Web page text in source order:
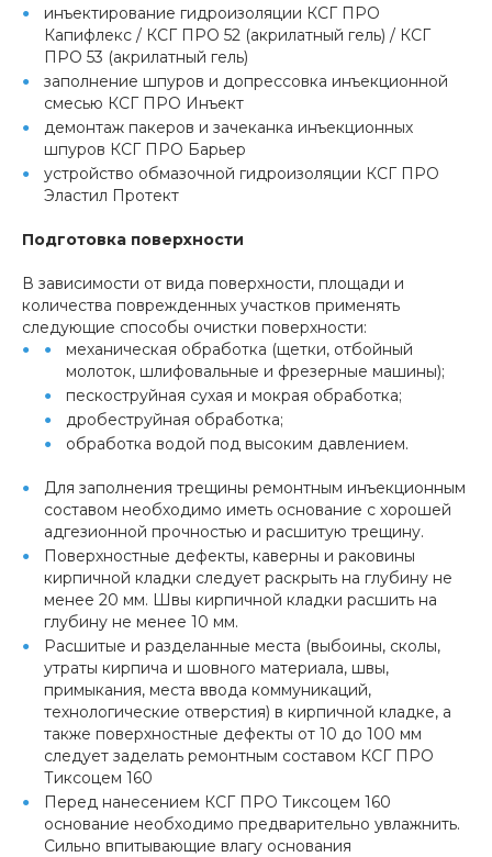
инъектирование гидроизоляции КСГ ПРО
Капифлекс / КСГ ПРО 52 (акрилатный гель) / КСГ
ПРО 53 (акрилатный гель)
заполнение шпуров и допрессовка инъекционной
смесью КСГ ПРО Инъект
демонтаж пакеров и зачеканка инъекционных
шпуров КСГ ПРО Барьер
устройство обмазочной гидроизоляции КСГ ПРО
Эластил Протект
Подготовка поверхности
В зависимости от вида поверхности, площади и
количества поврежденных участков применять
следующие способы очистки поверхности:
механическая обработка (щетки, отбойный
молоток, шлифовальные и фрезерные машины);
пескоструйная сухая и мокрая обработка;
дробеструйная обработка;
обработка водой под высоким давлением.
Для заполнения трещины ремонтным инъекционным
составом необходимо иметь основание с хорошей
адгезионной прочностью и расшитую трещину.
Поверхностные дефекты, каверны и раковины
кирпичной кладки следует раскрыть на глубину не
менее 20 мм. Швы кирпичной кладки расшить на
глубину не менее 10 мм.
Расшитые и разделанные места (выбоины, сколы,
утраты кирпича и шовного материала, швы,
примыкания, места ввода коммуникаций,
технологические отверстия) в кирпичной кладке, а
также поверхностные дефекты от 10 до 100 мм
следует заделать ремонтным составом КСГ ПРО
Тиксоцем 160
Перед нанесением КСГ ПРО Тиксоцем 160
основание необходимо предварительно увлажнить.
Сильно впитывающие влагу основания